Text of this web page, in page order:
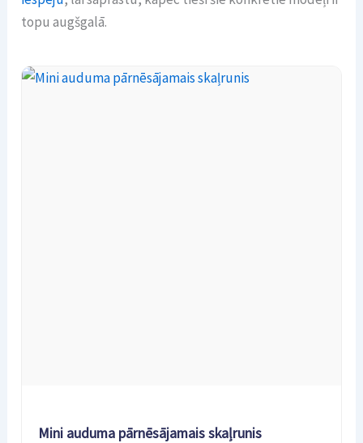
topu augšgalā.
Mini auduma pārnēsājamais skaļrunis